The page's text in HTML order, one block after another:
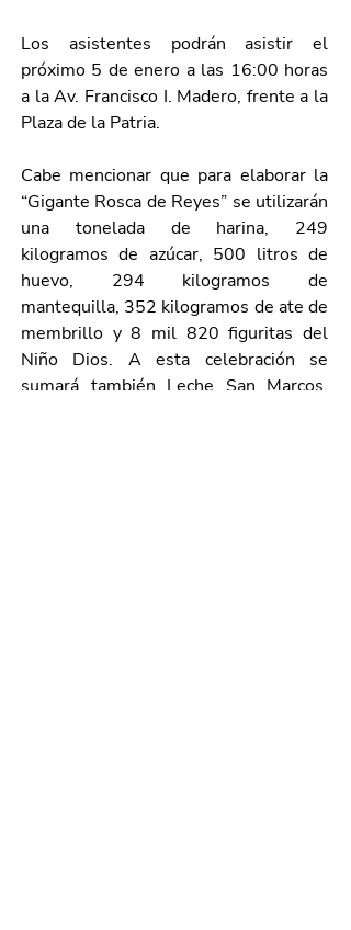
Los asistentes podrán asistir el
próximo 5 de enero a las 16:00 horas
a la Av. Francisco I. Madero, frente a la
Plaza de la Patria.
Cabe mencionar que para elaborar la
“Gigante Rosca de Reyes” se utilizarán
una tonelada de harina, 249
kilogramos de azúcar, 500 litros de
huevo, 294 kilogramos de
mantequilla, 352 kilogramos de ate de
membrillo y 8 mil 820 figuritas del
Niño Dios. A esta celebración se
sumará también Leche San Marcos,